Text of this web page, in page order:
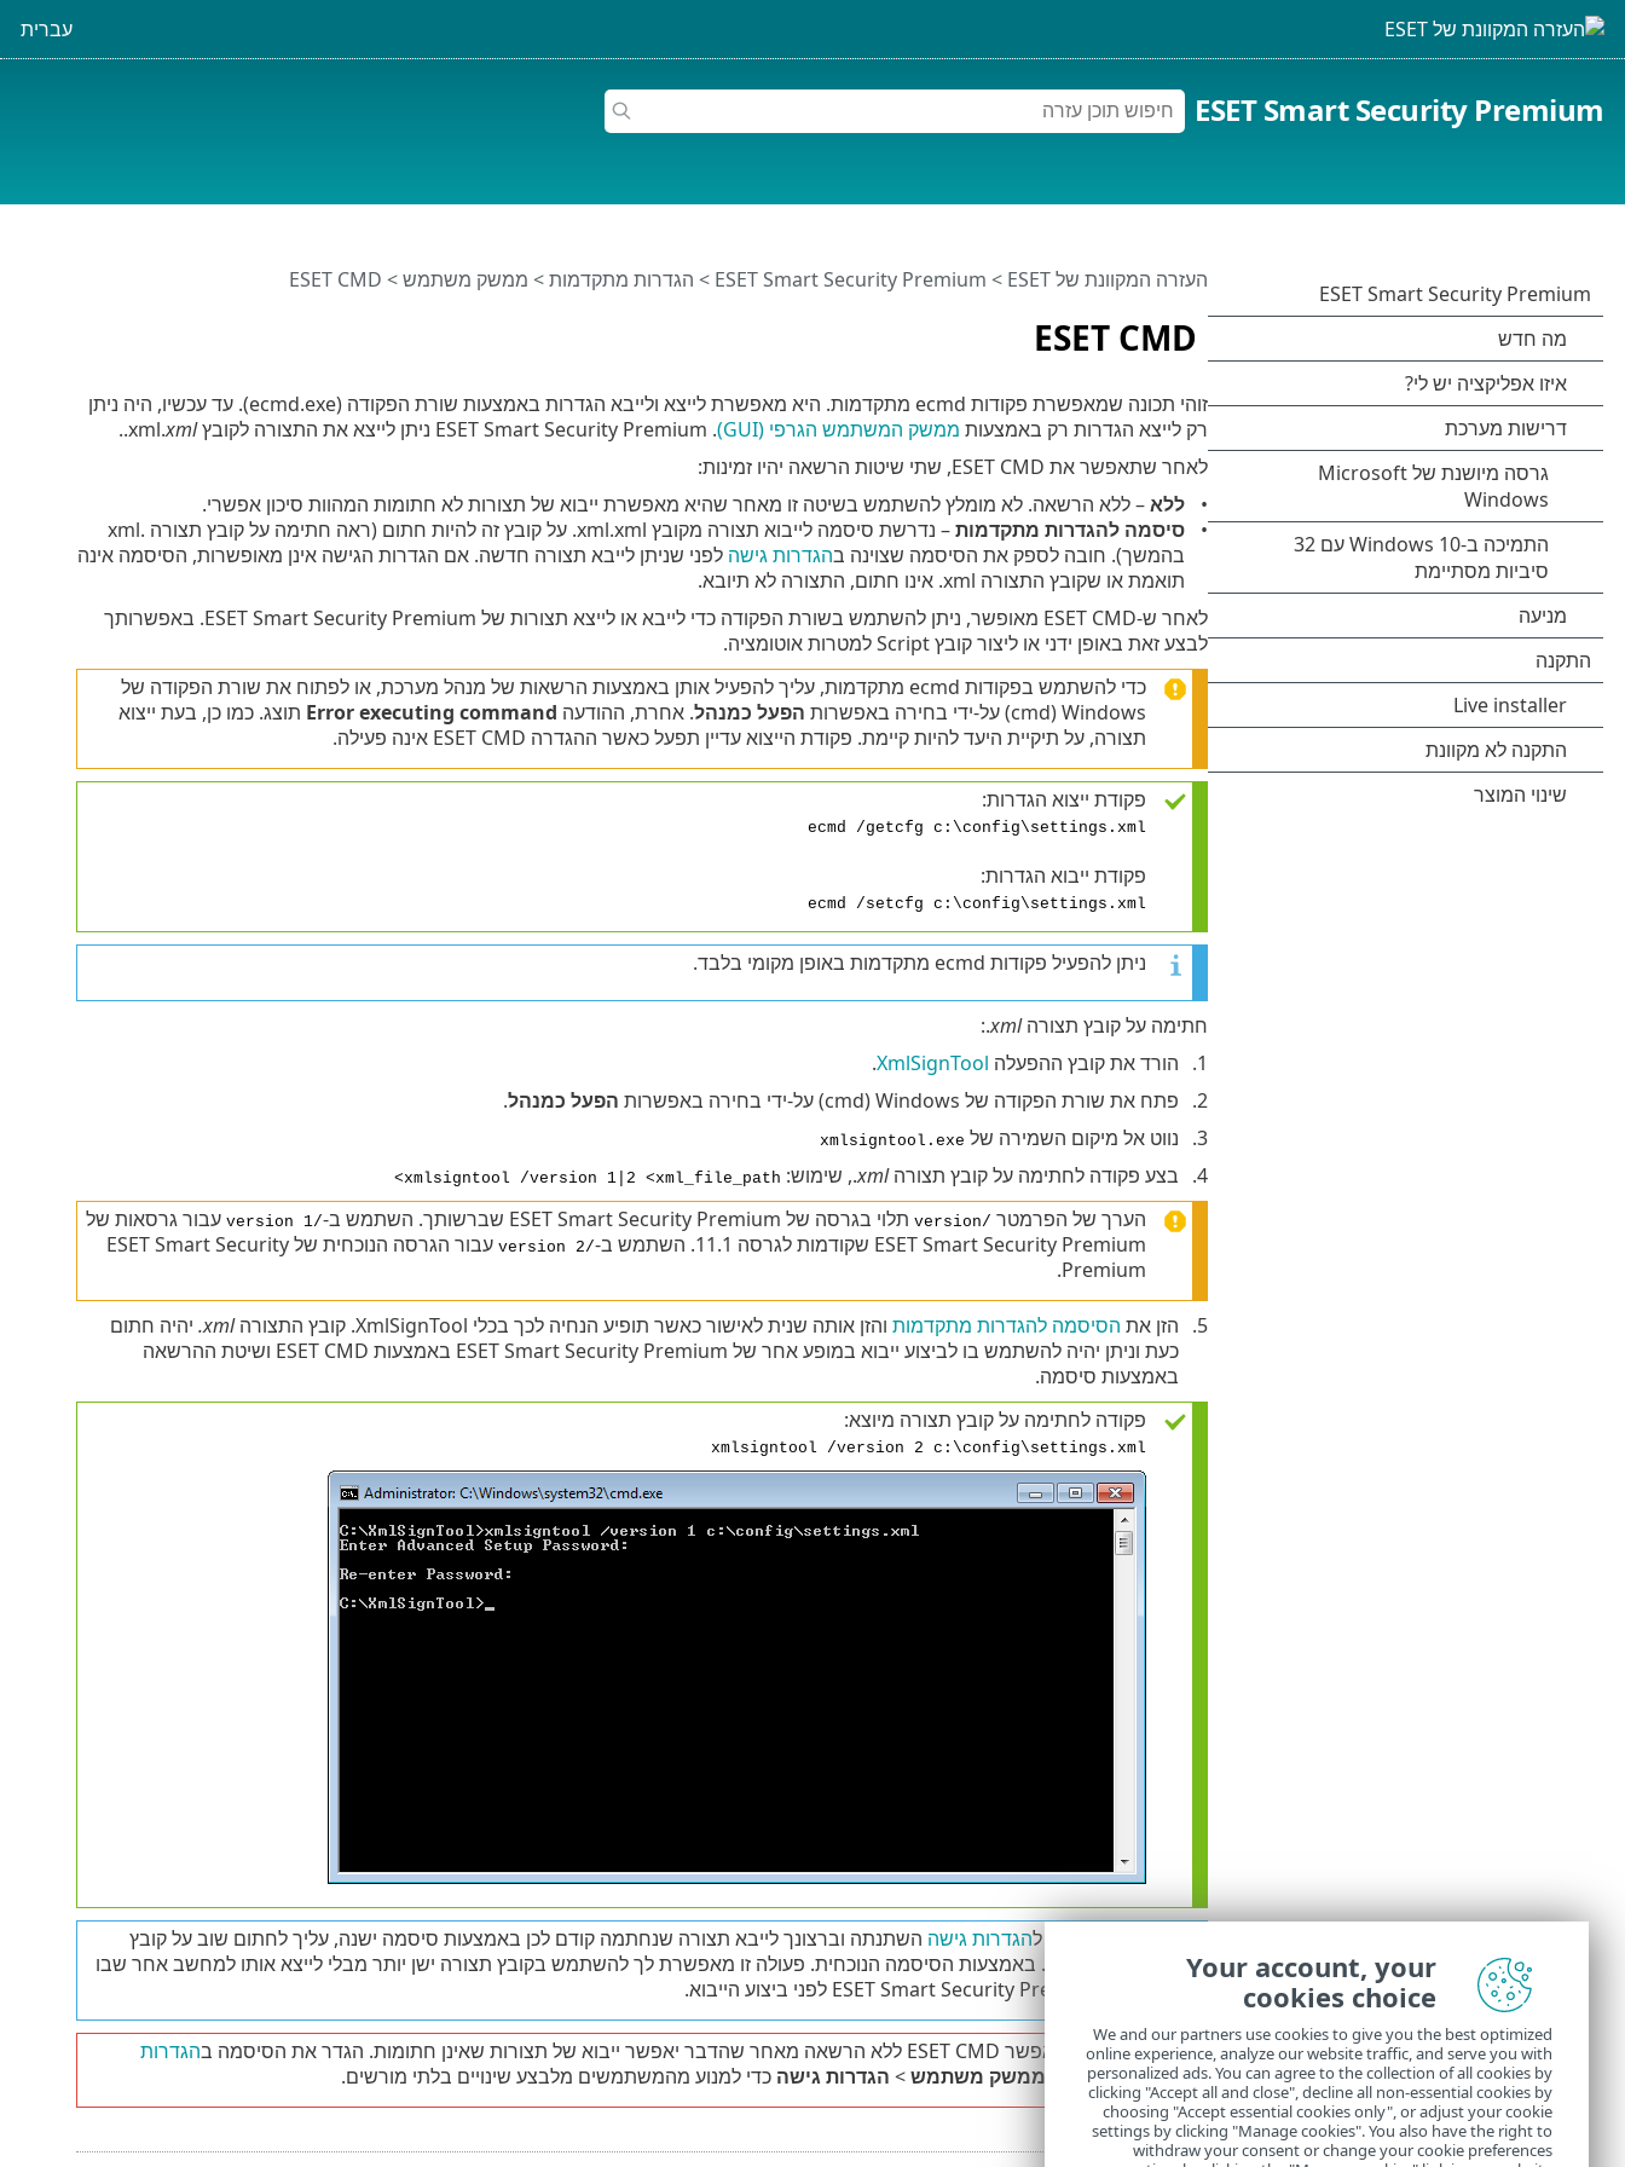
עברית
ESET Smart Security Premium
ESET CMD
העזרה המקוונת של ESET >
ESET Smart Security Premium
> הגדרות מתקדמות> ממשק משתמש> ESET CMD
זוהי תכונה שמאפשרת פקודות ecmd מתקדמות. היא מאפשרת לייצא ולייבא הגדרות באמצעות שורת הפקודה (ecmd.exe). עד עכשיו, היה ניתן
רק לייצא הגדרות רק באמצעות ממשק המשתמש הגרפי (GUI) . ESET Smart Security Premium ניתן לייצא את התצורה לקובץ ‎.xml. xml
.
לאחר שתאפשר את ESET CMD, שתי שיטות הרשאה יהיו זמינות:
ללא– ללא הרשאה. לא מומלץ להשתמש בשיטה זו מאחר שהיא מאפשרת ייבוא של תצורות לא חתומות המהוות סיכון אפשרי.
סיסמה להגדרות מתקדמות
– נדרשת סיסמה לייבוא תצורה מקובץ ‎.xml.xml על קובץ זה להיות חתום (ראה חתימה על קובץ תצורה .xml‎
בהמשך). חובה לספק את הסיסמה שצוינה בהגדרות גישה לפני שניתן לייבא תצורה חדשה. אם הגדרות הגישה אינן מאופשרות, הסיסמה אינה
תואמת או שקובץ התצורה ‎.xml אינו חתום, התצורה לא תיובא.
לאחר ש-ESET CMD מאופשר, ניתן להשתמש בשורת הפקודה כדי לייבא או לייצא תצורות של ESET Smart Security Premium. באפשרותך
לבצע זאת באופן ידני או ליצור קובץ Script למטרות אוטומציה.
כדי להשתמש בפקודות ecmd מתקדמות, עליך להפעיל אותן באמצעות הרשאות של מנהל מערכת, או לפתוח את שורת הפקודה של
Windows‏ (cmd) על-ידי בחירה באפשרות
הפעל כמנהל. אחרת, ההודעה Error executing command תוצג. כמו כן, בעת ייצוא
תצורה, על תיקיית היעד להיות קיימת. פקודת הייצוא עדיין תפעל כאשר ההגדרה ESET CMD אינה פעילה.
פקודת ייצוא הגדרות:
ecmd /getcfg c:\config\settings.xml
פקודת ייבוא הגדרות:
ecmd /setcfg c:\config\settings.xml
ניתן להפעיל פקודות ecmd מתקדמות באופן מקומי בלבד.
חתימה על קובץ תצורה ‎.xml‎:
הורד את קובץ ההפעלה XmlSignTool
.
פתח את שורת הפקודה של Windows‏ (cmd) על-ידי בחירה באפשרות
הפעל כמנהל.
נווט אל מיקום השמירה של xmlsigntool.exe
בצע פקודה לחתימה על קובץ תצורה ‎.xml‎, שימוש: xmlsigntool /version 1|2 <xml_file_path>
הערך של הפרמטר /version תלוי בגרסה של ESET Smart Security Premium שברשותך. השתמש ב- /version 1
עבור גרסאות של
ESET Smart Security Premium שקודמות לגרסה 11.1. השתמש ב-
/version 2
עבור הגרסה הנוכחית של ESET Smart Security
Premium.
הזן את הסיסמה להגדרות מתקדמותוהזן אותה שנית לאישור כאשר תופיע הנחיה לכך בכלי XmlSignTool. קובץ התצורה ‎.xmlיהיה חתום
כעת וניתן יהיה להשתמש בו לביצוע ייבוא במופע אחר של ESET Smart Security Premium באמצעות ESET CMD ושיטת ההרשאה
באמצעות סיסמה.
פקודה לחתימה על קובץ תצורה מיוצא:
xmlsigntool /version 2 c:\config\settings.xml
אם הסיסמה להגדרות גישה השתנתה וברצונך לייבא תצורה שנחתמה קודם לכן באמצעות סיסמה ישנה, עליך לחתום שוב על קובץ
באמצעות הסיסמה הנוכחית. פעולה זו מאפשרת לך להשתמש בקובץ תצורה ישן יותר מבלי לייצא אותו למחשב אחר שבו
לא מומלץ לאפשר ESET CMD ללא הרשאה מאחר שהדבר יאפשר ייבוא של תצורות שאינן חתומות. הגדר את הסיסמה ב
הגדרות
מתקדמות
ממשק משתמש> הגדרות גישה כדי למנוע מהמשתמשים מלבצע שינויים בלתי מורשים.
Your account, your
cookies choice
We and our partners use cookies to give you the best optimized
online experience, analyze our website traffic, and serve you with
personalized ads. You can agree to the collection of all cookies by
clicking "Accept all and close", decline all non-essential cookies by
choosing "Accept essential cookies only", or adjust your cookie
settings by clicking "Manage cookies". You also have the right to
withdraw your consent or change your cookie preferences